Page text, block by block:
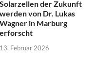
Solarzellen der Zukunft
werden von Dr. Lukas
Wagner in Marburg
erforscht
13. Februar 2026